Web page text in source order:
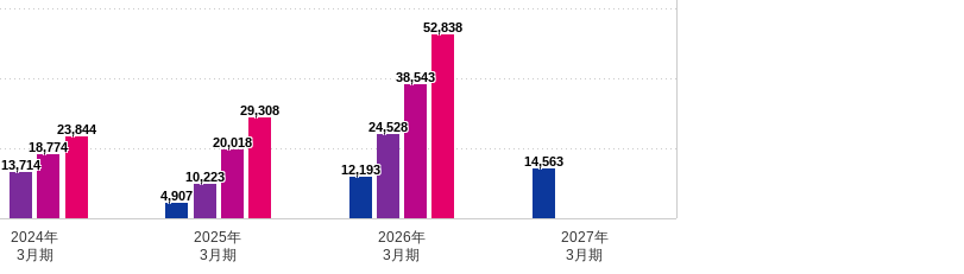
4,907
12,193
14,563
13,714
10,223
24,528
18,774
20,018
38,543
23,844
29,308
52,838
2024年
3月期
2025年
3月期
2026年
3月期
2027年
3月期